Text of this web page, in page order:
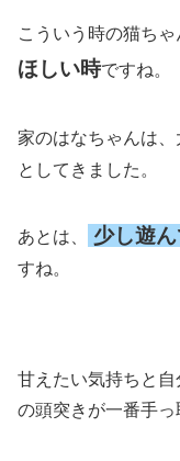
こういう時の猫ちゃ
ほしい時ですね。
家のはなちゃんは、
としてきました。
あとは、 少し遊ん
すね。
甘えたい気持ちと
の頭突きが一番手っ